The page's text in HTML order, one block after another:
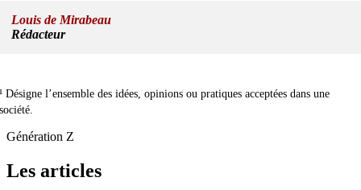
Louis de Mirabeau
Rédacteur
¹ Désigne l’ensemble des idées, opinions ou pratiques acceptées dans une
société.
Génération Z
Les articles